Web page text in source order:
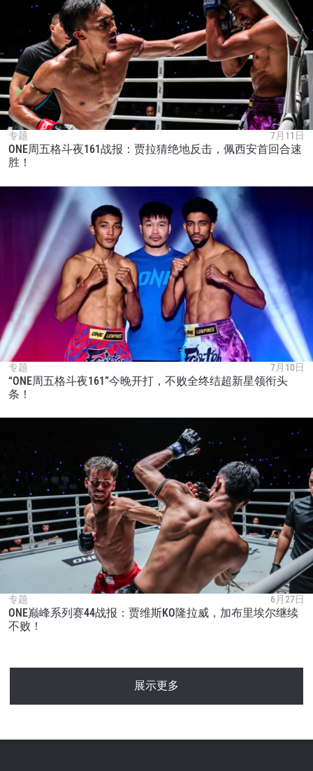
专题 7月11日
ONE周五格斗夜161战报：贾拉猜绝地反击，佩西安首回合速
胜！
专题 7月10日
“ONE周五格斗夜161”今晚开打，不败全终结超新星领衔头
条！
专题 6月27日
ONE巅峰系列赛44战报：贾维斯KO隆拉威，加布里埃尔继续
不败！
展示更多